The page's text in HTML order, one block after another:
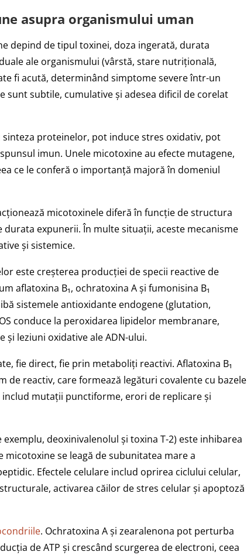
asupra organismului uman
depind de tipul toxinei, doza ingerată, durata
ale organismului (vârstă, stare nutrițională,
fi acută, determinând simptome severe într-un
sunt subtile, cumulative și adesea dificil de corelat
proteinelor, pot induce stres oxidativ, pot
imun. Unele micotoxine au efecte mutagene,
ce le conferă o importanță majoră în domeniul
micotoxinele diferă în funcție de structura
expunerii. În multe situații, aceste mecanisme
și sistemice.
este creșterea producției de specii reactive de
aflatoxina B₁, ochratoxina A și fumonisina B₁
sistemele antioxidante endogene (glutation,
conduce la peroxidarea lipidelor membranare,
leziuni oxidative ale ADN-ului.
fie direct, fie prin metaboliți reactivi. Aflatoxina B₁
de reactiv, care formează legături covalente cu bazele
includ mutații punctiforme, erori de replicare și
deoxinivalenolul și toxina T-2) este inhibarea
se leagă de subunitatea mare a
Efectele celulare includ oprirea ciclului celular,
activarea căilor de stres celular și apoptoză
. Ochratoxina A și zearalenona pot perturba
de ATP și crescând scurgerea de electroni, ceea